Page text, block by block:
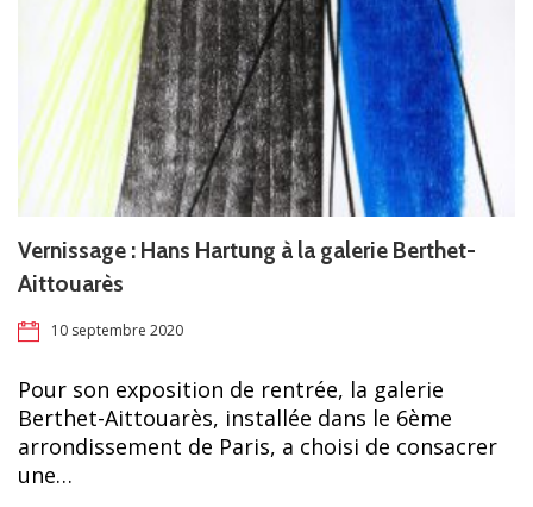
Vernissage : Hans Hartung à la galerie Berthet-
Aittouarès
10 septembre 2020
Pour son exposition de rentrée, la galerie
Berthet-Aittouarès, installée dans le 6ème
arrondissement de Paris, a choisi de consacrer
une…